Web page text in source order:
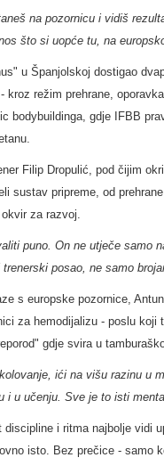
na pozornicu i vidiš
što si uopće tu, na
u Španjolskoj dostigao
kroz režim prehrane,
bodybuildinga, gdje IFBB
Filip Dropulić, pod čijim
sustav pripreme, od
za razvoj.
puno. On ne utječe samo
posao, ne samo
s europske pozornice,
za hemodijalizu - poslu
gdje svira u
ići na višu razinu u
i u učenju. Sve je to isti
discipline i ritma najbolje vidi
isto. Bez prečice - samo